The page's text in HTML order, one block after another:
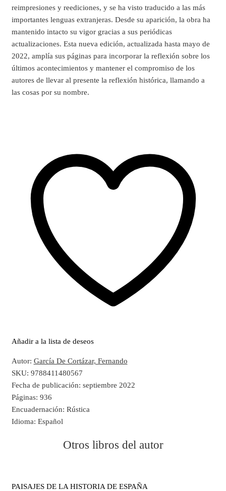
reimpresiones y reediciones, y se ha visto traducido a las más
importantes lenguas extranjeras. Desde su aparición, la obra ha
mantenido intacto su vigor gracias a sus periódicas
actualizaciones. Esta nueva edición, actualizada hasta mayo de
2022, amplía sus páginas para incorporar la reflexión sobre los
últimos acontecimientos y mantener el compromiso de los
autores de llevar al presente la reflexión histórica, llamando a
las cosas por su nombre.
Añadir a la lista de deseos
Autor: García De Cortázar, Fernando
SKU: 9788411480567
Fecha de publicación: septiembre 2022
Páginas: 936
Encuadernación: Rústica
Idioma: Español
Otros libros del autor
PAISAJES DE LA HISTORIA DE ESPAÑA